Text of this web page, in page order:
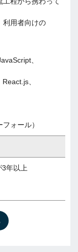
利用者向けの
、
、
ォール）
年以上